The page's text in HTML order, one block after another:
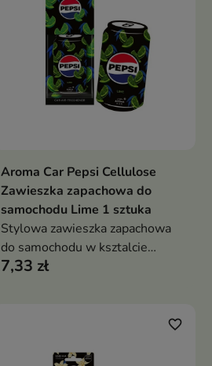
Dodaj do koszyka
Aroma Car Pepsi Cellulose
Zawieszka zapachowa do
samochodu Lime 1 sztuka
Stylowa zawieszka zapachowa
do samochodu w ksztalcie
puszki Pepsi Max Lime
7,33 zł
favorite_border